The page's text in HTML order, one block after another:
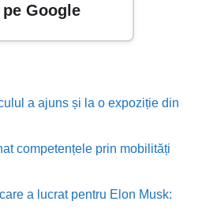
Google
a ajuns și la o expoziție din
competențele prin mobilități
a lucrat pentru Elon Musk: